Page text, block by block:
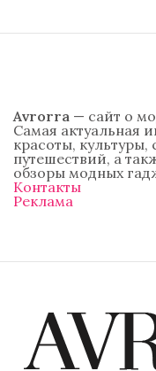
Avrorra — сайт о
Самая актуальная
красоты,
путешествий, а
обзоры модных
Контакты
Реклама